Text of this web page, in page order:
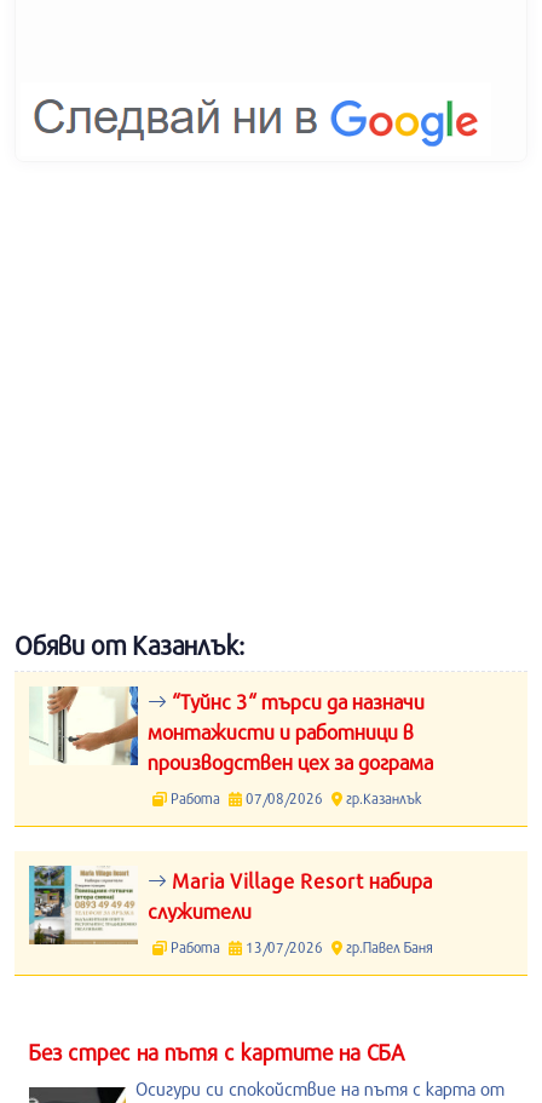
Обяви от Казанлък:
“Туйнс 3“ търси да назначи
монтажисти и работници в
производствен цех за дограма
Работа 07/08/2026 гр.Казанлък
Maria Village Resort набира
служители
Работа 13/07/2026 гр.Павел Баня
Без стрес на пътя с картите на СБА
Осигури си спокойствие на пътя с карта от